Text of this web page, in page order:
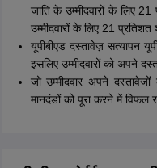
जाति के उम्मीदवारों के लिए
उम्मीदवारों के लिए 21 प्रतिशत
यूपीबीएड दस्तावेज़ सत्यापन
इसलिए उम्मीदवारों को अपने
जो उम्मीदवार अपने
मानदंडों को पूरा करने में विफल